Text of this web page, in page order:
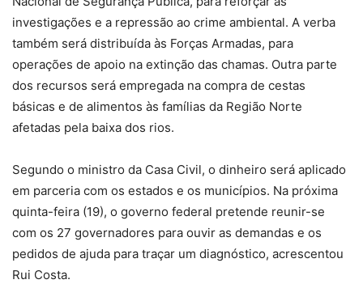
investigações e a repressão ao crime ambiental. A verba
também será distribuída às Forças Armadas, para
operações de apoio na extinção das chamas. Outra parte
dos recursos será empregada na compra de cestas
básicas e de alimentos às famílias da Região Norte
afetadas pela baixa dos rios.
Segundo o ministro da Casa Civil, o dinheiro será aplicado
em parceria com os estados e os municípios. Na próxima
quinta-feira (19), o governo federal pretende reunir-se
com os 27 governadores para ouvir as demandas e os
pedidos de ajuda para traçar um diagnóstico, acrescentou
Rui Costa.